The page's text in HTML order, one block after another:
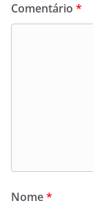
Comentário *
Nome*